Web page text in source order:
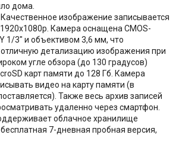
дома.
изображение записывается
Камера оснащена CMOS-
1/3" и объективом 3,6 мм, что
детализацию изображения при
угле обзора (до 130 градусов)
карт памяти до 128 Гб. Камера
видео на карту памяти (в
Также весь архив записей
удаленно через смартфон.
облачное хранилище
7-дневная пробная версия,